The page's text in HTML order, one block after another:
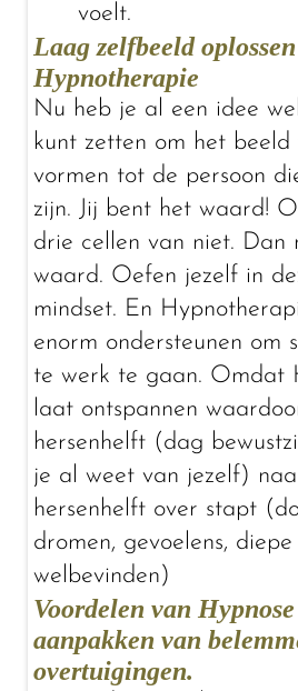
voelt.
Laag zelfbeeld
Hypnotherapie
Nu heb je al een idee
kunt zetten om het
vormen tot de persoon
zijn. Jij bent het waard!
drie cellen van niet. Dan
waard. Oefen jezelf in
mindset. En
enorm ondersteunen om
te werk te gaan. Omdat
laat ontspannen
hersenhelft (dag
je al weet van jezelf)
hersenhelft over stapt
dromen, gevoelens,
welbevinden)
Voordelen van
aanpakken van
overtuigingen.